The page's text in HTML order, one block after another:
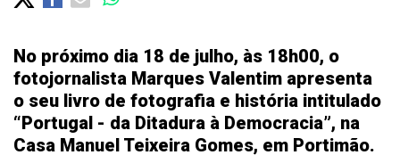
No próximo dia 18 de julho, às 18h00, o
fotojornalista Marques Valentim apresenta
o seu livro de fotografia e história intitulado
“Portugal - da Ditadura à Democracia”, na
Casa Manuel Teixeira Gomes, em Portimão.